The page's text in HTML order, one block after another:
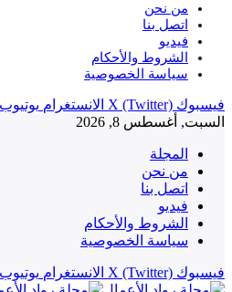
من نحن
اتصل بنا
فيديو
الشروط والأحكام
سياسة الخصوصية
فيسبوك X (Twitter) الانستغرام يوتيوب
السبت, أغسطس 8, 2026
المجلة
من نحن
اتصل بنا
فيديو
الشروط والأحكام
سياسة الخصوصية
فيسبوك X (Twitter) الانستغرام يوتيوب